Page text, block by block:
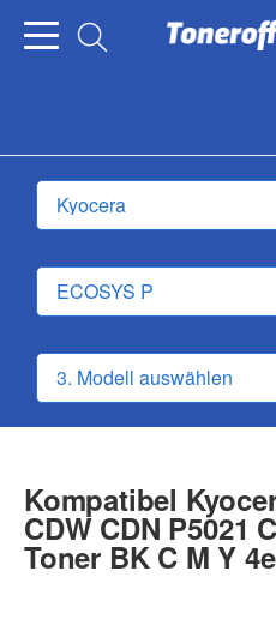
Kompatibel
CDW CDN P5021
Toner BK C M Y